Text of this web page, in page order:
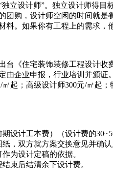
立设计师”。独立设计师得
购，设计师空闲的时间就
。如果你有工程上的需求
《住宅装饰装修工程设计
企业申报，行业培训并颁
起；高级设计师300元/㎡起
设计工本费）（设计费的
，双方就方案交换意见并确认
为设计定稿的依据。
束后结清余下设计费。